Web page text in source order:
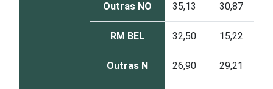
Outras NO 35,13 30,87
RM BEL 32,50 15,22
Outras N 26,90 29,21